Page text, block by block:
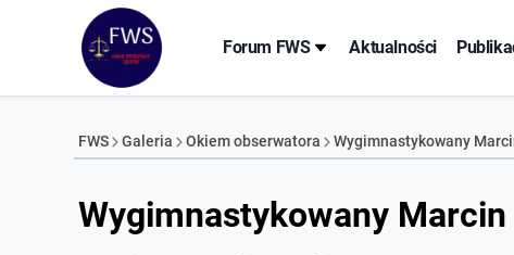
Forum FWS Aktualności
FWS Galeria Okiem obserwatora Wygimnastykowany
Wygimnastykowany Marcin